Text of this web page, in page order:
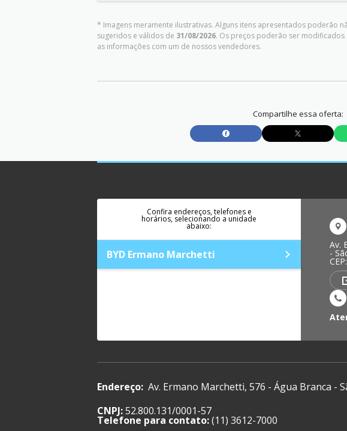
* Imagens meramente ilustrativas. Alguns itens apresentados poderão
sugeridos e válidos de 31/08/2026. Os preços poderão ser
as informações com um de nossos vendedores.
Compartilhe essa oferta:
Confira endereços, telefones e
horários, selecionando a unidade
abaixo:
BYD Ermano Marchetti
Av.
-
Endereço: Av. Ermano Marchetti, 576 - Água Branca -
CNPJ:52.800.131/0001-57
Telefone para contato:(11) 3612-7000